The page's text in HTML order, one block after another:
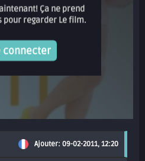
Ça ne prend
pour regarder Le film.
connecter
Ajouter: 09-02-2011, 12:20